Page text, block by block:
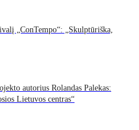
„ConTempo“: „Skulptūriška,
autorius Rolandas Palekas:
Lietuvos centras“